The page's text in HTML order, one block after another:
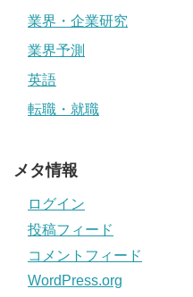
業界・企業研究
業界予測
英語
転職・就職
メタ情報
ログイン
投稿フィード
コメントフィード
WordPress.org